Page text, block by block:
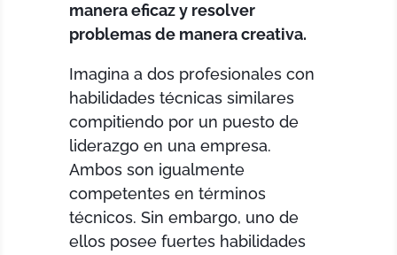
manera eficaz y resolver
problemas de manera creativa.
Imagina a dos profesionales con
habilidades técnicas similares
compitiendo por un puesto de
liderazgo en una empresa.
Ambos son igualmente
competentes en términos
técnicos. Sin embargo, uno de
ellos posee fuertes habilidades